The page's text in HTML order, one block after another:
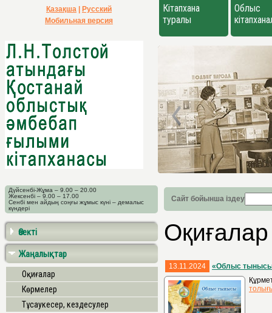
Қазақша
Русский
Мобильная версия
Кітапхана
туралы
Облыс
Дүйсенбі-Жұма – 9.00 – 20.00
Жексенбі – 9.00 – 17.00
Сенбі мен айдың соңғы жұмыс күні – демалыс
күндері
Сайт бойынша іздеу
Өзекті
Жаңалықтар
Оқиғалар
Көрмелер
Тұсаукесер, кездесулер
Оқиғалар
13.11.2024
«Облыс